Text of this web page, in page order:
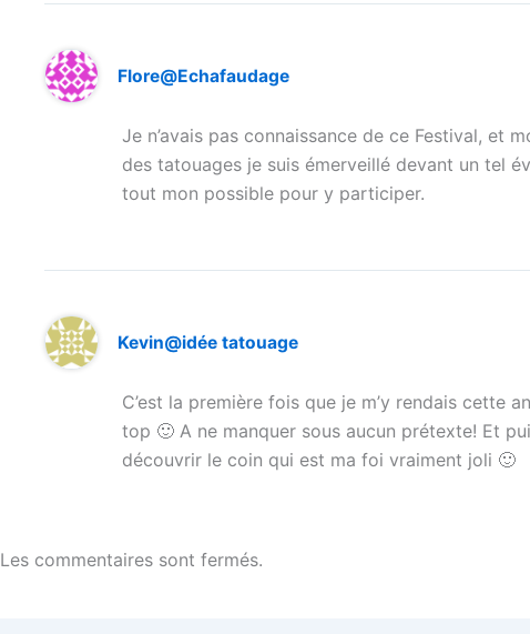
Flore@Echafaudage
Je n’avais pas connaissance de ce Festival, et
des tatouages je suis émerveillé devant un tel
tout mon possible pour y participer.
Kevin@idée tatouage
C’est la première fois que je m’y rendais cette
top 🙂 A ne manquer sous aucun prétexte! Et
découvrir le coin qui est ma foi vraiment joli 🙂
Les commentaires sont fermés.